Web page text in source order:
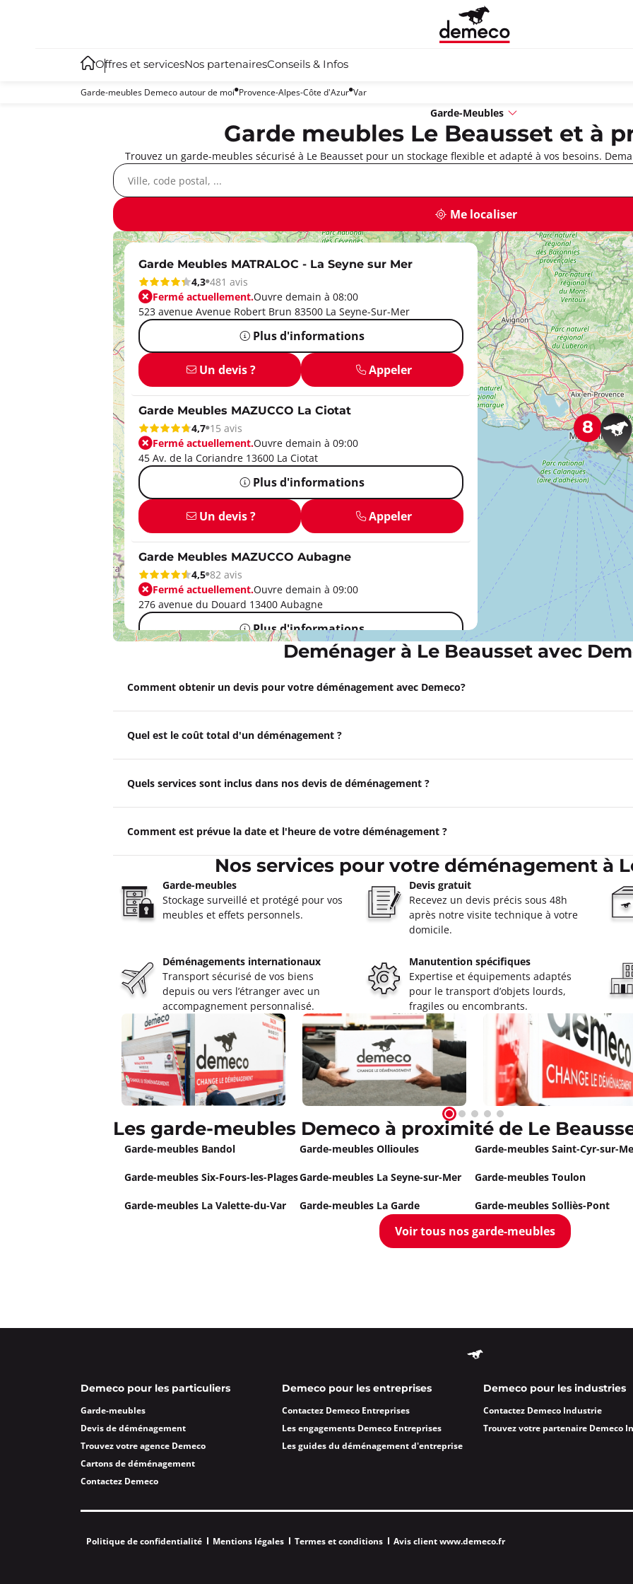
Offres et servicesNos partenairesConseils & Infos
Garde-meubles Demeco autour de moi Provence-Alpes-Côte d'Azur Var
Garde-Meubles
Garde meubles Le Beausset et à
Trouvez un garde-meubles sécurisé à Le Beausset pour un stockage flexible et adapté à vos besoins.
Me localiser
Garde Meubles MATRALOC - La Seyne sur Mer
4,3 481 avis
Fermé actuellement.Ouvre demain à 08:00
523 avenue Avenue Robert Brun 83500 La Seyne-Sur-Mer
Plus d'informations
Un devis ? Appeler
Garde Meubles MAZUCCO La Ciotat
4,7 15 avis
Fermé actuellement.Ouvre demain à 09:00
45 Av. de la Coriandre 13600 La Ciotat
Plus d'informations
Un devis ? Appeler
Garde Meubles MAZUCCO Aubagne
4,5 82 avis
Fermé actuellement.Ouvre demain à 09:00
276 avenue du Douard 13400 Aubagne
Plus d'informations
Appeler
Fermé actuellement.Ouvre demain à 09:00
Un devis ? Appeler
Garde Meubles MATRALOC Hyères
45 avis
Fermé actuellement.
196 rue Nicéphore Niépce 83400 Hyères
Plus d'informations
Un devis ? Appeler
Garde Meubles MATRALOC Brignoles
4,5 36 avis
Fermé actuellement.
Ouvre demain à 08:00
12 rue Lice De Signon, Galerie du Carami 83170 Brignoles
Plus d'informations
Un devis ? Appeler
Garde Meubles MAZUCCO Marseille 10ème
Fermé actuellement.Ouvre demain à 09:00
Plus d'informations
Appeler
Un devis ? Appeler
Garde Meubles MAZUCCO Marseille 1er
4,6
Fermé actuellement.
58 rue Consolat 13001 Marseille
Plus d'informations
Un devis ? Appeler
8
Deménager à Le Beausset avec
Comment obtenir un devis pour votre déménagement avec Demeco?
Quel est le coût total d'un déménagement ?
Quels services sont inclus dans nos devis de déménagement ?
Comment est prévue la date et l'heure de votre déménagement ?
Nos services pour votre déménagement à
Garde-meubles
Stockage surveillé et protégé pour vos
meubles et effets personnels.
Devis gratuit
Recevez un devis précis sous 48h
après notre visite technique à votre
domicile.
Déménagements internationaux
Transport sécurisé de vos biens
depuis ou vers l’étranger avec un
accompagnement personnalisé.
Manutention spécifiques
Expertise et équipements adaptés
pour le transport d’objets lourds,
fragiles ou encombrants.
Les garde-meubles Demeco à proximité de Le
Garde-meubles Bandol Garde-meubles Ollioules Garde-meubles Saint-Cyr-sur-
Garde-meubles Six-Fours-les-PlagesGarde-meubles La Seyne-sur-Mer Garde-meubles Toulon
Garde-meubles La Valette-du-Var Garde-meubles La Garde Garde-meubles Solliès-Pont
Voir tous nos garde-meubles
Demeco pour les particuliers
Garde-meubles
Devis de déménagement
Trouvez votre agence Demeco
Cartons de déménagement
Contactez Demeco
Demeco pour les entreprises
Contactez Demeco Entreprises
Les engagements Demeco Entreprises
Les guides du déménagement d'entreprise
Demeco pour les industries
Contactez Demeco Industrie
Trouvez votre partenaire Demeco
Politique de confidentialité Mentions légales Termes et conditions Avis client www.demeco.fr